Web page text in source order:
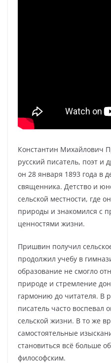
Константин Михайлович
русский писатель, поэт и
он 28 января 1893 года в
священника. Детство и
сельской местности, где
природы и знакомился с
ценностями жизни.
Пришвин получил
продолжил учебу в
образование не смогло
природе и стремление
гармонию до читателя. В
писатель часто
сельской жизни. В то же
самостоятельные
становиться всё больше
философским.